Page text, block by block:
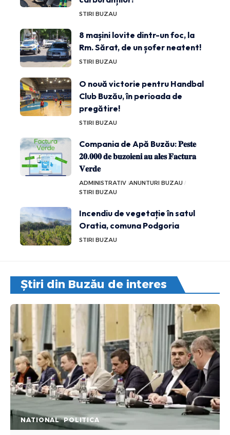
STIRI BUZAU
8 mașini lovite dintr-un foc, la
Rm. Sărat, de un șofer neatent!
STIRI BUZAU
O nouă victorie pentru Handbal
Club Buzău, în perioada de
pregătire!
STIRI BUZAU
Compania de Apă Buzău: 𝐏𝐞𝐬𝐭𝐞
𝟐𝟎.𝟎𝟎𝟎 𝐝𝐞 𝐛𝐮𝐳𝐨𝐢𝐞𝐧𝐢 𝐚𝐮 𝐚𝐥𝐞𝐬 𝐅𝐚𝐜𝐭𝐮𝐫𝐚
𝐕𝐞𝐫𝐝𝐞
ADMINISTRATIV ANUNTURI BUZAU
STIRI BUZAU
Incendiu de vegetație în satul
Oratia, comuna Podgoria
STIRI BUZAU
Știri din Buzău de interes
NATIONAL POLITICA